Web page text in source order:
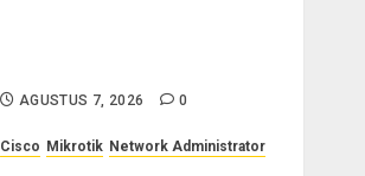
AGUSTUS 7, 2026 0
Cisco Mikrotik Network Administrator